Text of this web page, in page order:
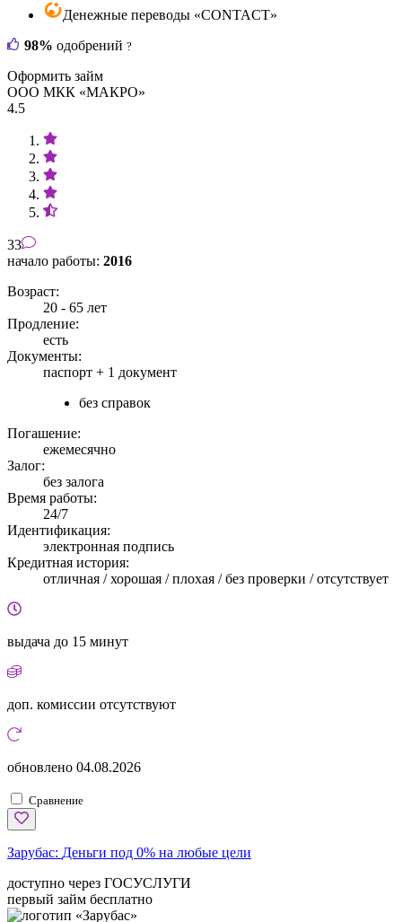
Денежные переводы «CONTACT»
98% одобрений ?
Оформить займ
ООО МКК «МАКРО»
4.5
33
начало работы: 2016
Возраст:
20 - 65 лет
Продление:
есть
Документы:
паспорт + 1 документ
без справок
Погашение:
ежемесячно
Залог:
без залога
Время работы:
24/7
Идентификация:
электронная подпись
Кредитная история:
отличная / хорошая / плохая / без проверки / отсутствует
выдача до 15 минут
доп. комиссии отсутствуют
обновлено 04.08.2026
Сравнение
Зарубас: Деньги под 0% на любые цели
доступно через ГОСУСЛУГИ
первый займ бесплатно